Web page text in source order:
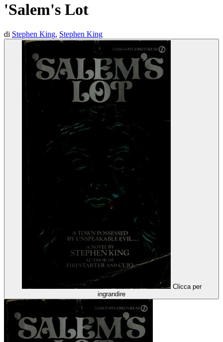
'Salem's Lot
di Stephen King, Stephen King
Clicca per
ingrandire